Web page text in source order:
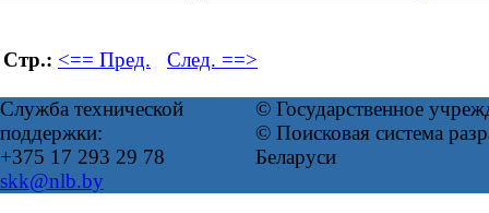
Стр.: <== Пред. След. ==>
Служба технической
поддержки:
+375 17 293 29 78
skk@nlb.by
© Государственное
© Поисковая система
Беларуси